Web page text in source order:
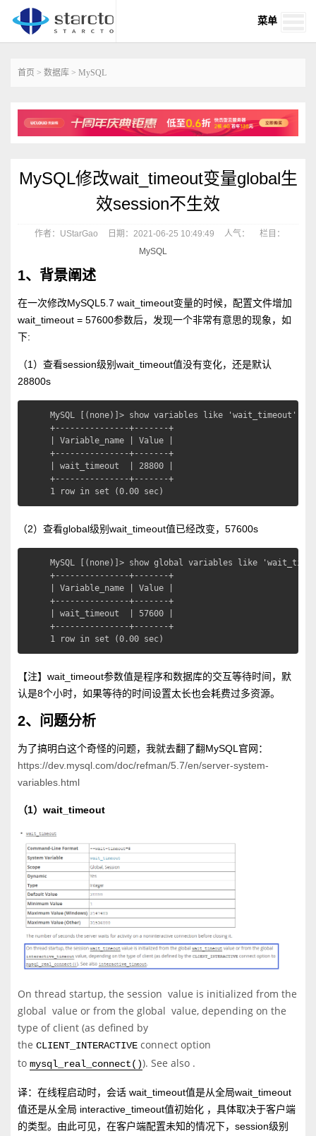
菜单
首页 > 数据库 > MySQL
MySQL修改wait_timeout变量global生
效session不生效
作者：UStarGao 日期：2021-06-25 10:49:49 人气：
栏目：
MySQL
1、背景阐述
在一次修改MySQL5.7 wait_timeout变量的时候，配置文件增加
wait_timeout = 57600参数后，发现一个非常有意思的现象，如
下:
（1）查看session级别wait_timeout值没有变化，还是默认
28800s
MySQL [(none)]> show variables like 'wait_timeout';
+---------------+-------+
| Variable_name | Value |
+---------------+-------+
| wait_timeout  | 28800 |
+---------------+-------+
1 row in set (0.00 sec)
（2）查看global级别wait_timeout值已经改变，57600s
MySQL [(none)]> show global variables like
+---------------+-------+
| Variable_name | Value |
+---------------+-------+
| wait_timeout  | 57600 |
+---------------+-------+
1 row in set (0.00 sec)
【注】wait_timeout参数值是程序和数据库的交互等待时间，默
认是8个小时，如果等待的时间设置太长也会耗费过多资源。
2、问题分析
为了搞明白这个奇怪的问题，我就去翻了翻MySQL官网：
https://dev.mysql.com/doc/refman/5.7/en/server-system-
variables.html
（1）wait_timeout
On thread startup, the session value is initialized from the
global value or from the global value, depending on the
type of client (as defined by
the CLIENT_INTERACTIVE connect option
to mysql_real_connect()). See also .
译：在线程启动时，会话 wait_timeout值是从全局wait_timeout
值还是从全局 interactive_timeout值初始化 ，具体取决于客户端
的类型。由此可见，在客户端配置未知的情况下，session级别